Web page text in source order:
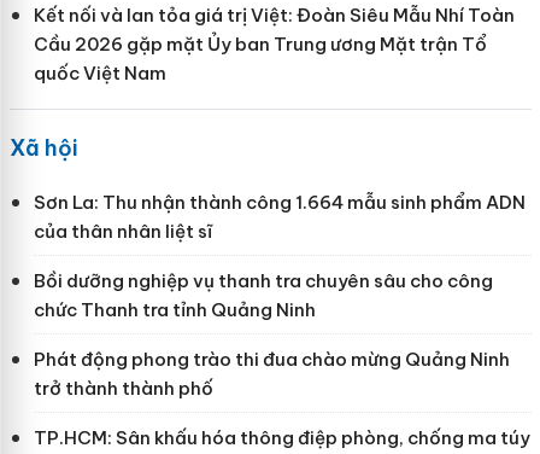
Kết nối và lan tỏa giá trị Việt: Đoàn Siêu Mẫu Nhí Toàn
Cầu 2026 gặp mặt Ủy ban Trung ương Mặt trận Tổ
quốc Việt Nam
Xã hội
Sơn La: Thu nhận thành công 1.664 mẫu sinh phẩm ADN
của thân nhân liệt sĩ
Bồi dưỡng nghiệp vụ thanh tra chuyên sâu cho công
chức Thanh tra tỉnh Quảng Ninh
Phát động phong trào thi đua chào mừng Quảng Ninh
trở thành thành phố
TP.HCM: Sân khấu hóa thông điệp phòng, chống ma túy